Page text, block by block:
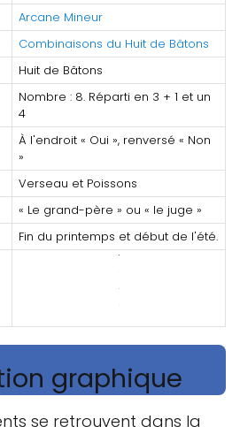
Arcane Mineur
Combinaisons du Huit de Bâtons
Huit de Bâtons
Nombre : 8. Réparti en 3 + 1 et un
4
À l'endroit « Oui », renversé « Non
»
Verseau et Poissons
« Le grand-père » ou « le juge »
Fin du printemps et début de l'été.
graphique
se retrouvent dans la